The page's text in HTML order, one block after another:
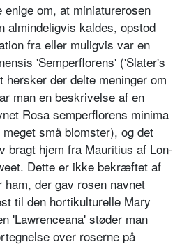
om, at miniaturerosen
almindeligvis kaldes, opstod
fra eller muligvis var en
'Semperflorens' ('Slater's
der delte meninger om
man en beskrivelse af en
Rosa semperflorens minima
små blomster), og det
bragt hjem fra Mauritius af Lon­
Dette er ikke bekræftet af
der gav rosen navnet
til den hortikulturelle Mary
'Lawrencea­na' støder man
over roserne på